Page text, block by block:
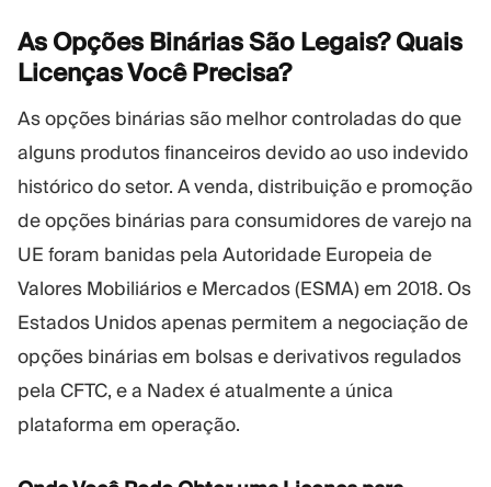
As Opções Binárias São Legais? Quais
Licenças VocêPrecisa?
As opções binárias são melhor controladas do que
alguns produtos financeiros devido ao uso indevido
histórico do setor. A venda, distribuição e promoção
de opções binárias para consumidores de varejo na
UE foram banidas pela Autoridade Europeia de
Valores Mobiliários e Mercados (ESMA) em 2018. Os
Estados Unidos apenas permitem a negociação de
opções binárias em bolsas e derivativos regulados
pela CFTC, e a Nadex é atualmente a única
plataforma em operação.